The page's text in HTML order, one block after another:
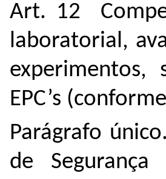
Art. 12
laboratorial,
experimentos,
EPC’s
Parágrafo
de